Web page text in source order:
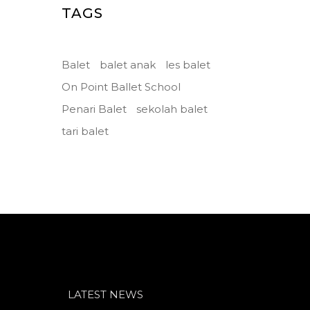
TAGS
Balet balet anak
les balet
On Point Ballet School
Penari Balet
sekolah balet
tari balet
LATEST NEWS